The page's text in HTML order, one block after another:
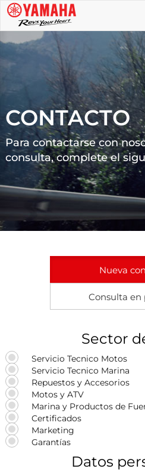
CONTACTO
Para contactarse con
consulta, complete el
Nueva
Consulta en
Sector
Servicio Tecnico Motos
Servicio Tecnico Marina
Repuestos y Accesorios
Motos y ATV
Marina y Productos de
Certificados
Marketing
Garantías
Datos